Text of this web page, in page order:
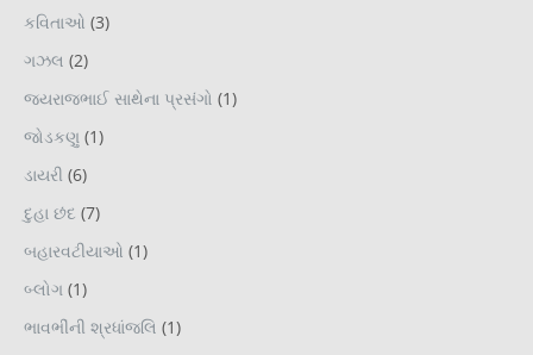
કવિતાઓ (3)
ગઝલ (2)
જયરાજભાઈ સાથેના પ્રસંગો (1)
જોડકણુ (1)
ડાયરી (6)
દુહા છંદ (7)
બહારવટીયાઓ (1)
બ્લોગ (1)
ભાવભીંની શ્રધાંજલિ (1)